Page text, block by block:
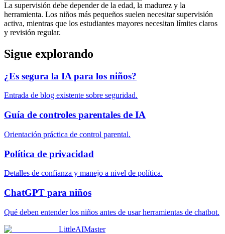
La supervisión debe depender de la edad, la madurez y la
herramienta. Los niños más pequeños suelen necesitar supervisión
activa, mientras que los estudiantes mayores necesitan límites claros
y revisión regular.
Sigue explorando
¿Es segura la IA para los niños?
Entrada de blog existente sobre seguridad.
Guía de controles parentales de IA
Orientación práctica de control parental.
Política de privacidad
Detalles de confianza y manejo a nivel de política.
ChatGPT para niños
Qué deben entender los niños antes de usar herramientas de chatbot.
LittleAIMaster